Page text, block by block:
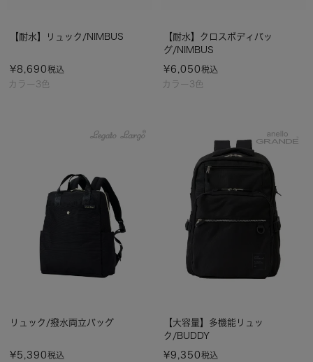
カラー3色
【耐水】リュック/NIMBUS
¥8,690税込
カラー3色
【耐水】クロスボディバッ
グ/NIMBUS
¥6,050税込
リュック/撥水両立バッグ
¥5,390税込
【大容量】多機能リュッ
ク/BUDDY
¥9,350税込